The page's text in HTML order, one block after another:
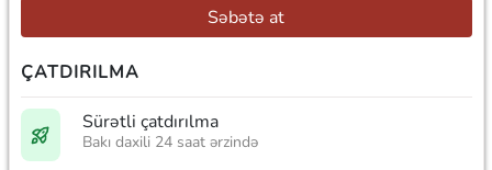
Səbətə at
ÇATDIRILMA
Sürətli çatdırılma
Bakı daxili 24 saat ərzində